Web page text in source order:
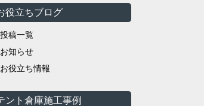
役立ちブログ
投稿一覧
お知らせ
お役立ち情報
ント倉庫施工事例